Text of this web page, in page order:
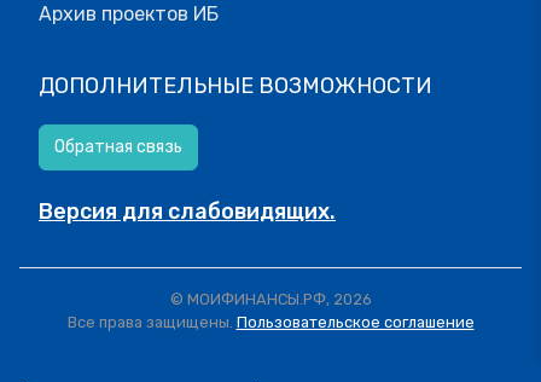
Архив проектов ИБ
ДОПОЛНИТЕЛЬНЫЕ ВОЗМОЖНОСТИ
Обратная связь
Версия для слабовидящих.
© МОИФИНАНСЫ.РФ, 2026
Все права защищены. Пользовательское соглашение